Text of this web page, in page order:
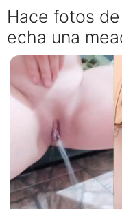
Hace fotos
echa una